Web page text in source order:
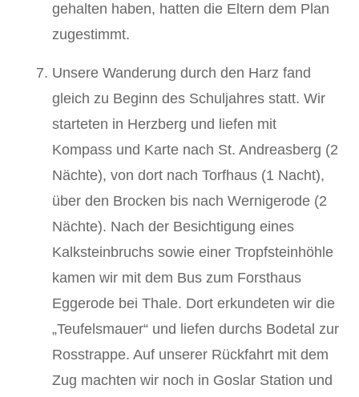
gehalten haben, hatten die Eltern dem Plan
zugestimmt.
Unsere Wanderung durch den Harz fand
gleich zu Beginn des Schuljahres statt. Wir
starteten in Herzberg und liefen mit
Kompass und Karte nach St. Andreasberg (2
Nächte), von dort nach Torfhaus (1 Nacht),
über den Brocken bis nach Wernigerode (2
Nächte). Nach der Besichtigung eines
Kalksteinbruchs sowie einer Tropfsteinhöhle
kamen wir mit dem Bus zum Forsthaus
Eggerode bei Thale. Dort erkundeten wir die
„Teufelsmauer“ und liefen durchs Bodetal zur
Rosstrappe. Auf unserer Rückfahrt mit dem
Zug machten wir noch in Goslar Station und